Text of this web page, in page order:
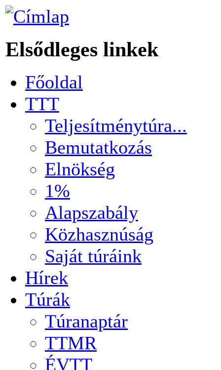
Elsődleges linkek
Főoldal
TTT
Teljesítménytúra...
Bemutatkozás
Elnökség
1%
Alapszabály
Közhasznúság
Saját túráink
Hírek
Túrák
Túranaptár
TTMR
ÉVTT